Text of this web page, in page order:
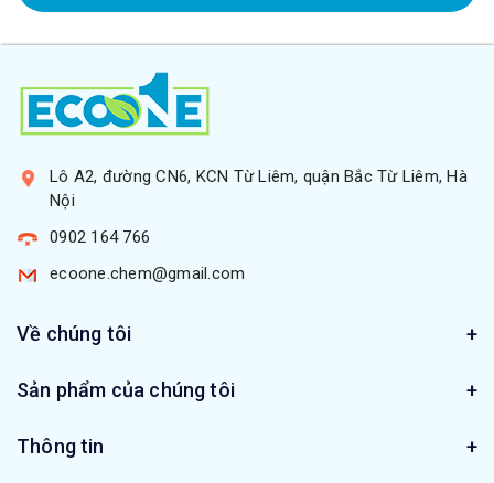
Lô A2, đường CN6, KCN Từ Liêm, quận Bắc Từ Liêm, Hà
Nội
0902 164 766
ecoone.chem@gmail.com
Về chúng tôi
Sản phẩm của chúng tôi
Thông tin